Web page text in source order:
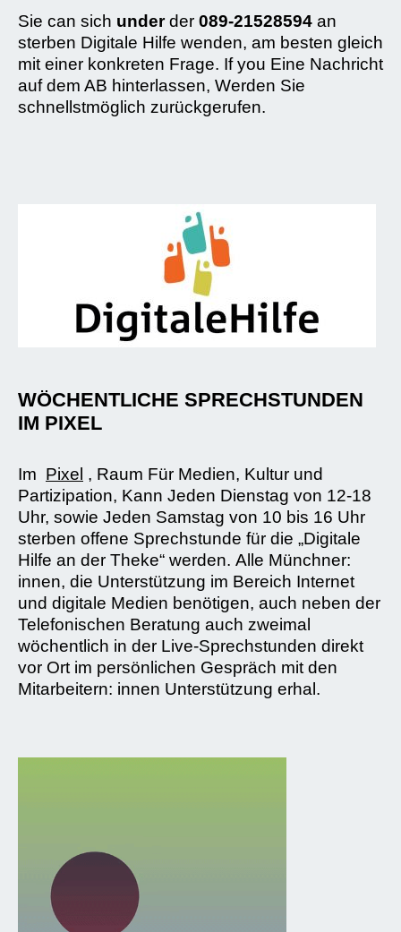
Sie can sich underder 089-21528594 an
sterben Digitale Hilfe wenden, am besten gleich
mit einer konkreten Frage. If you Eine Nachricht
auf dem AB hinterlassen, Werden Sie
schnellstmöglich zurückgerufen.
WÖCHENTLICHE SPRECHSTUNDEN
IM PIXEL
Im Pixel , Raum Für Medien, Kultur und
Partizipation, Kann Jeden Dienstag von 12-18
Uhr, sowie Jeden Samstag von 10 bis 16 Uhr
sterben offene Sprechstunde für die „Digitale
Hilfe an der Theke“ werden. Alle Münchner:
innen, die Unterstützung im Bereich Internet
und digitale Medien benötigen, auch neben der
Telefonischen Beratung auch zweimal
wöchentlich in der Live-Sprechstunden direkt
vor Ort im persönlichen Gespräch mit den
Mitarbeitern: innen Unterstützung erhal.